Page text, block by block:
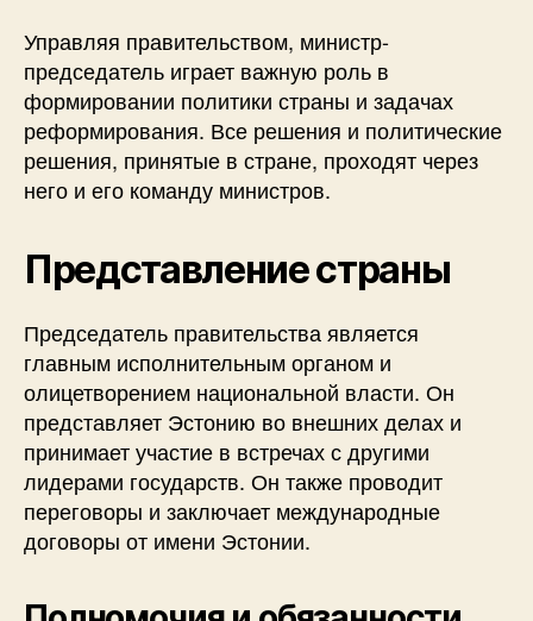
Управляя правительством, министр-
председатель играет важную роль в
формировании политики страны и задачах
реформирования. Все решения и политические
решения, принятые в стране, проходят через
него и его команду министров.
Представление страны
Председатель правительства является
главным исполнительным органом и
олицетворением национальной власти. Он
представляет Эстонию во внешних делах и
принимает участие в встречах с другими
лидерами государств. Он также проводит
переговоры и заключает международные
договоры от имени Эстонии.